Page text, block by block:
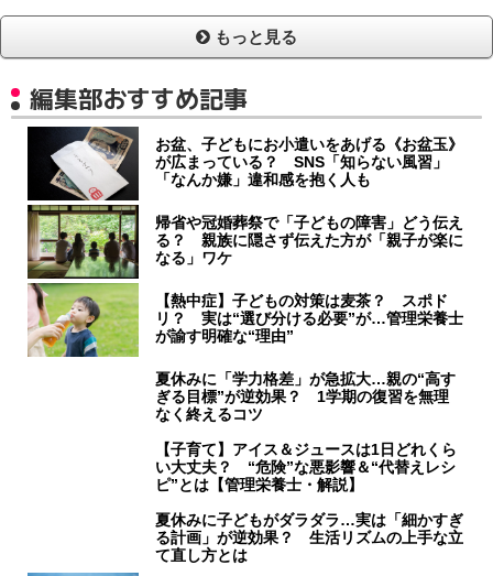
もっと見る
編集部おすすめ記事
お盆、子どもにお小遣いをあげる《お盆玉》
が広まっている？ SNS「知らない風習」
「なんか嫌」違和感を抱く人も
帰省や冠婚葬祭で「子どもの障害」どう伝え
る？ 親族に隠さず伝えた方が「親子が楽に
なる」ワケ
【熱中症】子どもの対策は麦茶？ スポド
リ？ 実は“選び分ける必要”が…管理栄養士
が諭す明確な“理由”
夏休みに「学力格差」が急拡大…親の“高す
ぎる目標”が逆効果？ 1学期の復習を無理
なく終えるコツ
【子育て】アイス＆ジュースは1日どれくら
い大丈夫？ “危険”な悪影響＆“代替えレシ
ピ”とは【管理栄養士・解説】
夏休みに子どもがダラダラ…実は「細かすぎ
る計画」が逆効果？ 生活リズムの上手な立
て直し方とは